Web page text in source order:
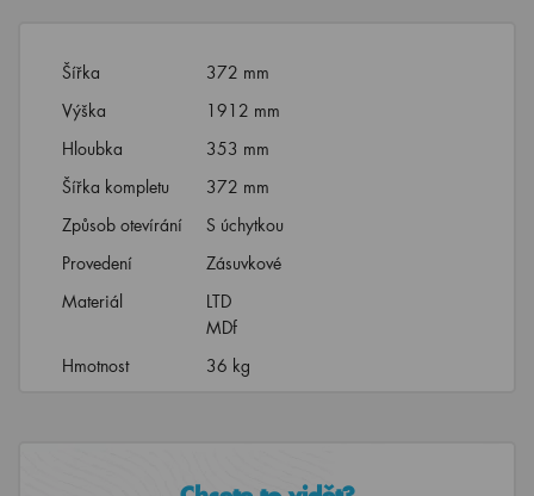
Šířka
372 mm
Výška
1912 mm
Hloubka
353 mm
Šířka kompletu
372 mm
Způsob otevírání
S úchytkou
Provedení
Zásuvkové
Materiál
LTD
MDf
Hmotnost
36 kg